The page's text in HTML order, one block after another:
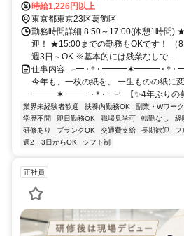
方など大歓迎】「柴又駅」徒歩2分、「
砂駅」徒歩15分★他にも…京成金町駅、
数
時給1,226円以上
東京都東京23区葛飾区
勤務時間詳細 8:50～17:00(休憩1時間)
迎！ ★15:00までの勤務もOKです！ （
週3日～OK ※基本的には残業なしで...
仕事内容 ╭━ ⋅＊⋅ ━━━✶━━━ ⋅＊⋅
今年も、一枚の紙を、 一生ものの紙に
━━━✶━━━ ⋅＊⋅ ━╯ 【✨4年ぶりの
業界未経験者歓迎 扶養内勤務OK 副業・Wワー
学歴不問
即日勤務OK 職場見学可 転勤なし 経
研修あり
ブランクOK 交通費支給 長期歓迎 フ
週2・3日からOK
シフト制
正社員